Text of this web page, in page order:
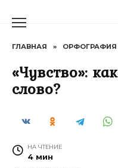
ГЛАВНАЯ » ОРФОГРАФИЯ
«Чувство»:
слово?
НА ЧТЕНИЕ
4 мин